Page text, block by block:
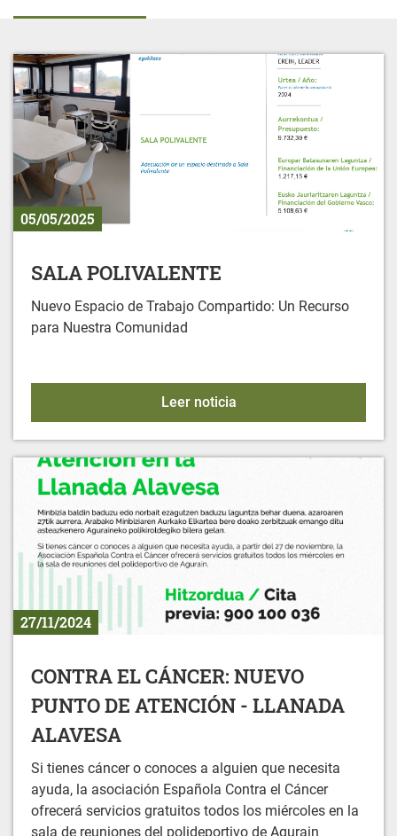
05/05/2025
SALA POLIVALENTE
Nuevo Espacio de Trabajo Compartido: Un Recurso
para Nuestra Comunidad
Leer noticiaSALA POLIVALENTE
27/11/2024
CONTRA EL CÁNCER: NUEVO
PUNTO DE ATENCIÓN - LLANADA
ALAVESA
Si tienes cáncer o conoces a alguien que necesita
ayuda, la asociación Española Contra el Cáncer
ofrecerá servicios gratuitos todos los miércoles en la
sala de reuniones del polideportivo de Agurain